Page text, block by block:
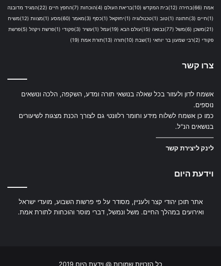
אמת (66) בחירה (12) בית המקדש (10) בריאת העולם (4) הוכחות (7) החפץ חיים (22)
המגיד מדובנה
(1)
חיים (3) חתונה (1) טוב (1) טכנולוגיה (1) יחזקאל (1) כסף (3) מאמר (60) מסע (1) מצוות (12)
משיח
(21)
משכן (6) משל (77) נבואה (15) עולם הבא (19) עמל (1) עשיר (3) פקודי (1) פרשת ויקהל (5)
פרשת
פקודי (2) רבי שמעון בר יוחאי (1) שבת (10) תורה (13) תורת אמת (19)
צרו קשר
אשמח לדון ולעזור בכל שאלה בנושאי תורה ומדע, השקפה, הלכה ונושאים
נוספים.
כמו כן אשמח לשלוח מידע וחומר רלוונטי גם לצורך הכנת מצגות לשיעורים
בנושאים הנ"ל.
—————————
לינק ליצירת קשר
וידעת היום
אתר תוכן יהודי קצר ולעניין, מסודר על פי פרשות השבוע, מועדי ישראל
ואירועים במהלך החיים. משל ונמשל, דברי מוסר והוכחות לתורת אמת.
כל הזכויות שמורות @ וידעת היום 2019